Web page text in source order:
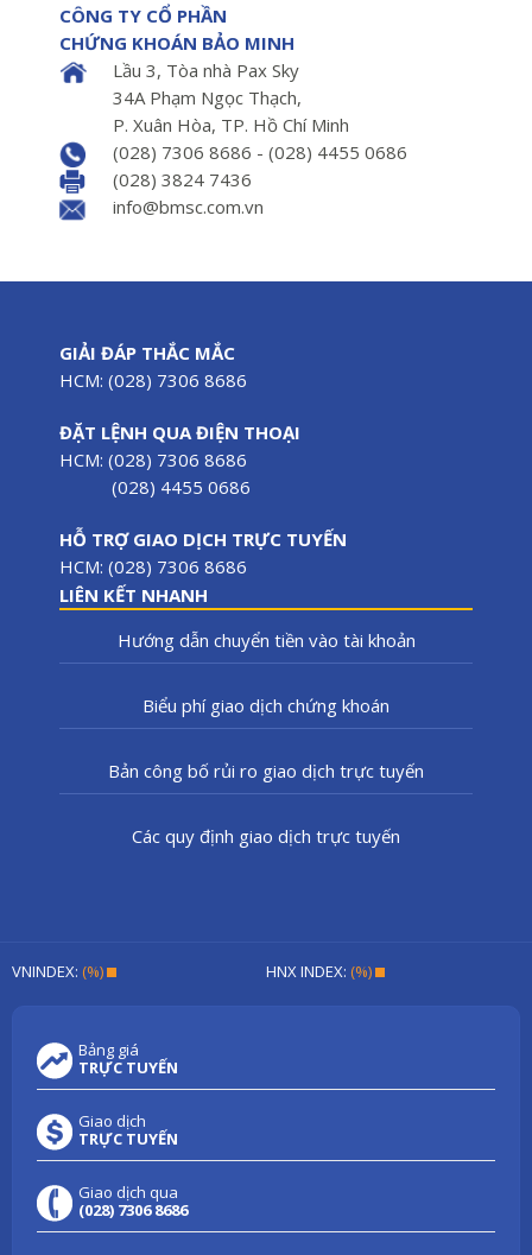
CÔNG TY CỔ PHẦN
CHỨNG KHOÁN BẢO MINH
Lầu 3, Tòa nhà Pax Sky
34A Phạm Ngọc Thạch,
P. Xuân Hòa, TP. Hồ Chí Minh
(028) 7306 8686 - (028) 4455 0686
(028) 3824 7436
info@bmsc.com.vn
GIẢI ĐÁP THẮC MẮC
HCM: (028) 7306 8686
ĐẶT LỆNH QUA ĐIỆN THOẠI
HCM: (028) 7306 8686
(028) 4455 0686
HỖ TRỢ GIAO DỊCH TRỰC TUYẾN
HCM: (028) 7306 8686
LIÊN KẾT NHANH
Hướng dẫn chuyển tiền vào tài khoản
Biểu phí giao dịch chứng khoán
Bản công bố rủi ro giao dịch trực tuyến
Các quy định giao dịch trực tuyến
VNINDEX: (%) HNX INDEX: (%)
Bảng giá
TRỰC TUYẾN
Giao dịch
TRỰC TUYẾN
Giao dịch qua
(028) 7306 8686